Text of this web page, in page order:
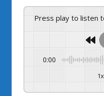
Press play to listen
0:00
1x